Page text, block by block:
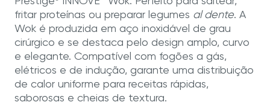
fritar proteínas ou preparar legumes al dente. A
Wok é produzida em aço inoxidável de grau
cirúrgico e se destaca pelo design amplo, curvo
e elegante. Compatível com fogões a gás,
elétricos e de indução, garante uma distribuição
de calor uniforme para receitas rápidas,
saborosas e cheias de textura.